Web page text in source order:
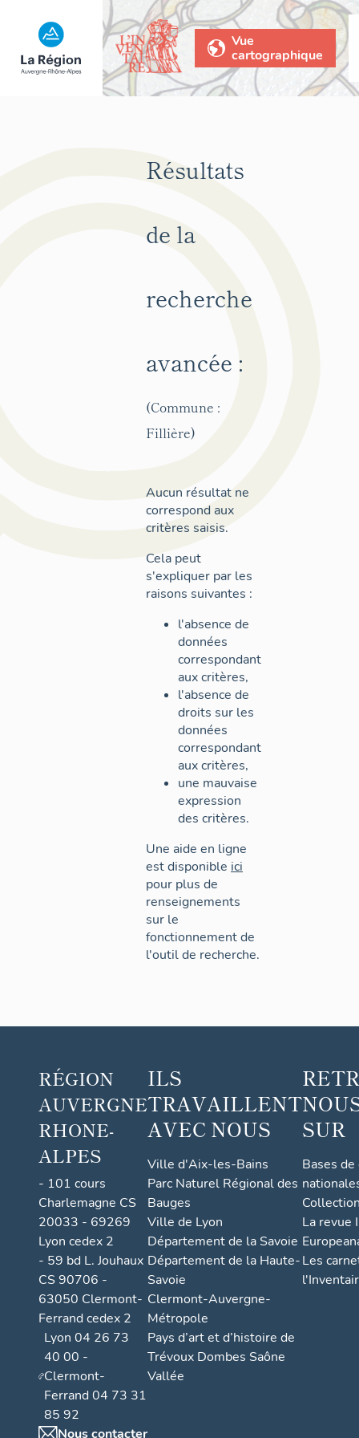
Vue
cartographique
Résultats
de la
recherche
avancée :
(Commune :
Fillière)
Aucun résultat ne
correspond aux
critères saisis.
Cela peut
s'expliquer par les
raisons suivantes :
l'absence de
données
correspondant
aux critères,
l'absence de
droits sur les
données
correspondant
aux critères,
une mauvaise
expression
des critères.
Une aide en ligne
est disponible ici
pour plus de
renseignements
sur le
fonctionnement de
l'outil de recherche.
RÉGION
AUVERGNE
RHONE-
ALPES
- 101 cours
Charlemagne CS
20033 - 69269
Lyon cedex 2
- 59 bd L. Jouhaux
CS 90706 -
63050 Clermont-
Ferrand cedex 2
Lyon 04 26 73
40 00 -
Clermont-
Ferrand 04 73 31
85 92
Nous contacter
ILS
TRAVAILLENT
AVEC NOUS
Ville d'Aix-les-Bains
Parc Naturel Régional des
Bauges
Ville de Lyon
Département de la Savoie
Département de la Haute-
Savoie
Clermont-Auvergne-
Métropole
Pays d’art et d’histoire de
Trévoux Dombes Saône
Vallée
SUR
Bases
La revue
Les